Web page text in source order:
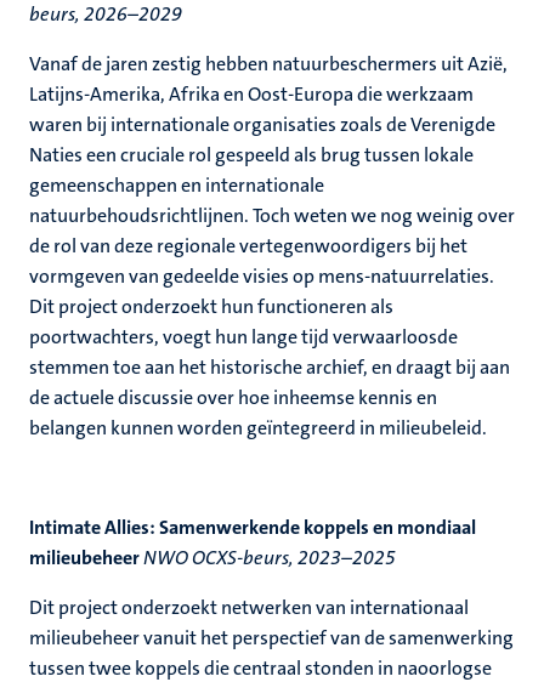
beurs, 2026–2029
Vanaf de jaren zestig hebben natuurbeschermers uit Azië,
Latijns-Amerika, Afrika en Oost-Europa die werkzaam
waren bij internationale organisaties zoals de Verenigde
Naties een cruciale rol gespeeld als brug tussen lokale
gemeenschappen en internationale
natuurbehoudsrichtlijnen. Toch weten we nog weinig over
de rol van deze regionale vertegenwoordigers bij het
vormgeven van gedeelde visies op mens-natuurrelaties.
Dit project onderzoekt hun functioneren als
poortwachters, voegt hun lange tijd verwaarloosde
stemmen toe aan het historische archief, en draagt bij aan
de actuele discussie over hoe inheemse kennis en
belangen kunnen worden geïntegreerd in milieubeleid.
Intimate Allies: Samenwerkende koppels en mondiaal
milieubeheerNWO OCXS-beurs, 2023–2025
Dit project onderzoekt netwerken van internationaal
milieubeheer vanuit het perspectief van de samenwerking
tussen twee koppels die centraal stonden in naoorlogse